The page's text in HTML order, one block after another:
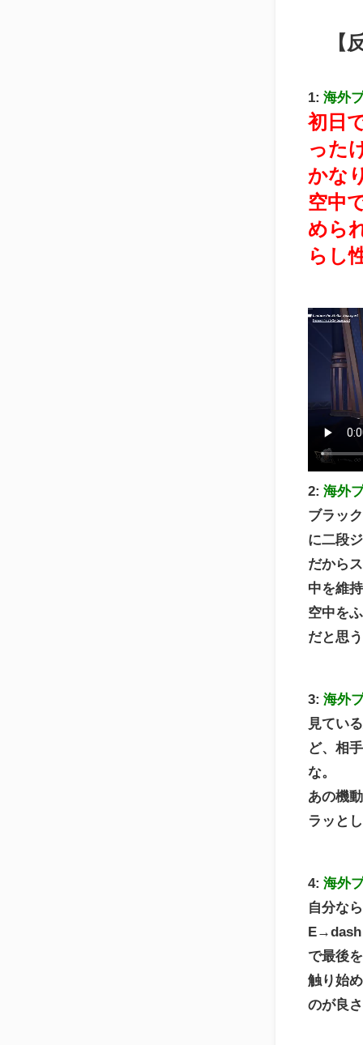
【
1: 海外
初日
った
かな
空中
めら
らし
2: 海外
ブラッ
に二段
だから
中を維
空中を
だと思う
3: 海外
見てい
ど、相
な。
あの機
ラッと
4: 海外
自分な
で最後
触り始
のが良さ